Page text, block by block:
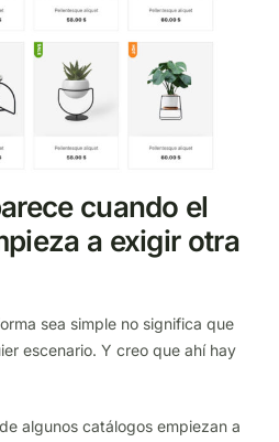
cuando el
a exigir otra
sea simple no significa que
escenario. Y creo que ahí hay
algunos catálogos empiezan a